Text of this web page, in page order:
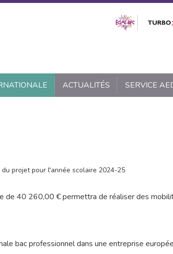
ACTUALITÉS SERVICE
projet pour l'année scolaire 2024-25
de 40 260,00 € permettra de réaliser des
bac professionnel dans une entreprise